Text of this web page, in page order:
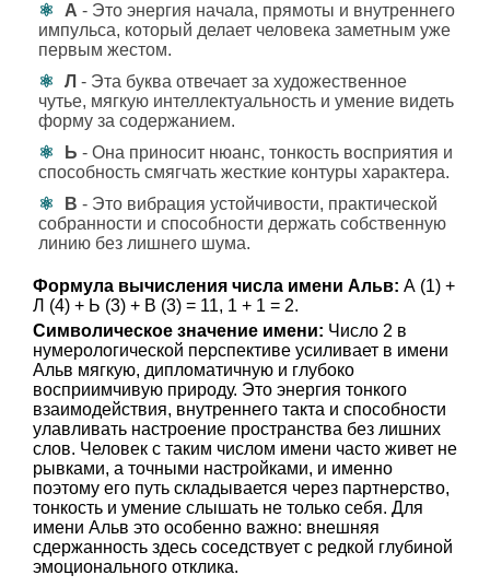
А - Это энергия начала, прямоты и внутреннего
импульса, который делает человека заметным уже
первым жестом.
Л - Эта буква отвечает за художественное
чутье, мягкую интеллектуальность и умение видеть
форму за содержанием.
Ь - Она приносит нюанс, тонкость восприятия и
способность смягчать жесткие контуры характера.
В - Это вибрация устойчивости, практической
собранности и способности держать собственную
линию без лишнего шума.
Формула вычисления числа имени Альв: А (1) +
Л (4) + Ь (3) + В (3) = 11, 1 + 1 = 2.
Символическое значение имени: Число 2 в
нумерологической перспективе усиливает в имени
Альв мягкую, дипломатичную и глубоко
восприимчивую природу. Это энергия тонкого
взаимодействия, внутреннего такта и способности
улавливать настроение пространства без лишних
слов. Человек с таким числом имени часто живет не
рывками, а точными настройками, и именно
поэтому его путь складывается через партнерство,
тонкость и умение слышать не только себя. Для
имени Альв это особенно важно: внешняя
сдержанность здесь соседствует с редкой глубиной
эмоционального отклика.